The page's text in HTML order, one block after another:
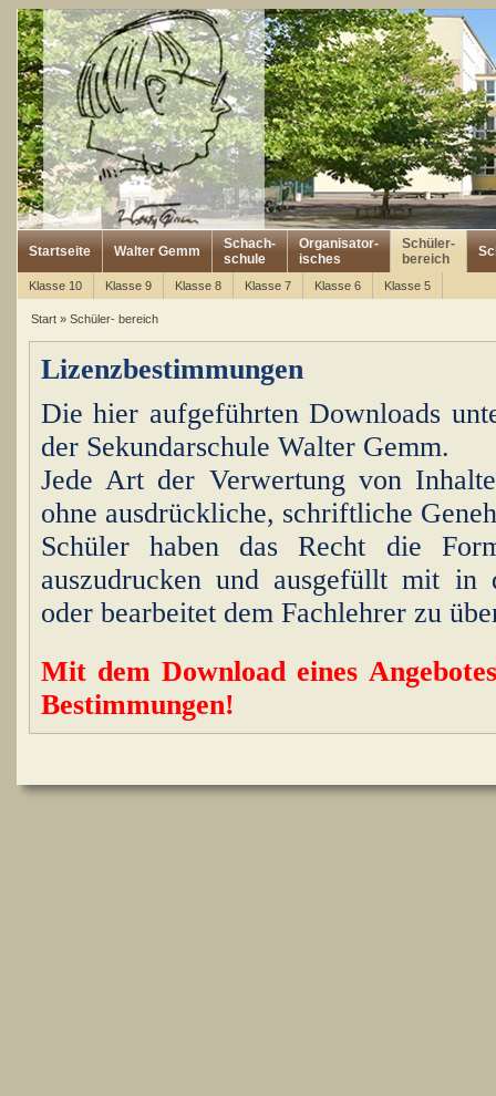
Startseite Walter Gemm
Schach-
schule
Organisator-
isches
Schüler-
bereich
Klasse 10 Klasse 9 Klasse 8 Klasse 7 Klasse 6 Klasse 5
Start» Schüler- bereich
Lizenzbestimmungen
Die hier aufgeführten Downloads
der Sekundarschule Walter Gemm.
Jede Art der Verwertung von
ohne ausdrückliche, schriftliche
Schüler haben das Recht die
auszudrucken und ausgefüllt mit in
oder bearbeitet dem Fachlehrer zu
Mit dem Download eines
Bestimmungen!